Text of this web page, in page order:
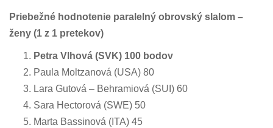
Priebežné hodnotenie paralelný obrovský slalom –
ženy (1 z 1 pretekov)
Petra Vlhová (SVK) 100 bodov
Paula Moltzanová (USA) 80
Lara Gutová – Behramiová (SUI) 60
Sara Hectorová (SWE) 50
Marta Bassinová (ITA) 45